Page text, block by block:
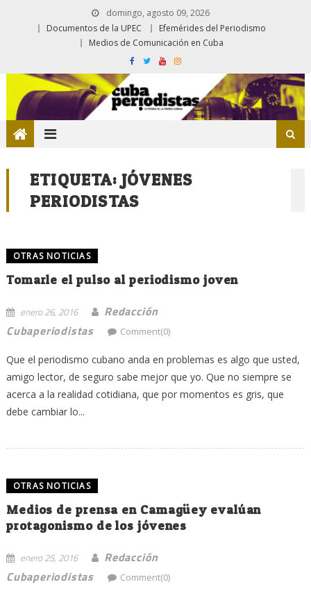
domingo, agosto 09, 2026
Documentos de la UPEC
Efemérides del Periodismo
Medios de Comunicación en Cuba
ETIQUETA:JÓVENES
PERIODISTAS
OTRAS NOTICIAS
Tomarle el pulso al periodismo joven
enero 26, 2016
Redacción
Cubaperiodistas
Comment(0)
Que el periodismo cubano anda en problemas es algo que usted,
amigo lector, de seguro sabe mejor que yo. Que no siempre se
acerca a la realidad cotidiana, que por momentos es gris, que
debe cambiar lo...
OTRAS NOTICIAS
Medios de prensa en Camagüey evalúan
protagonismo de los jóvenes
enero 25, 2016
Redacción
Cubaperiodistas
Comment(0)